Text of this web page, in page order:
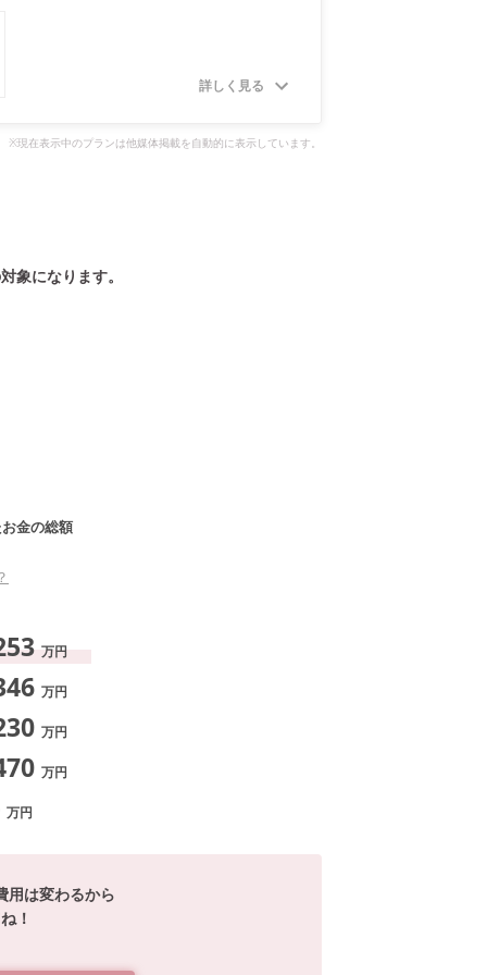
詳しく見る
※現在表示中のプランは他媒体掲載を自動的に表示しています。
象になります。
金の総額
万円
万円
万円
万円
万円
用は変わるから
！